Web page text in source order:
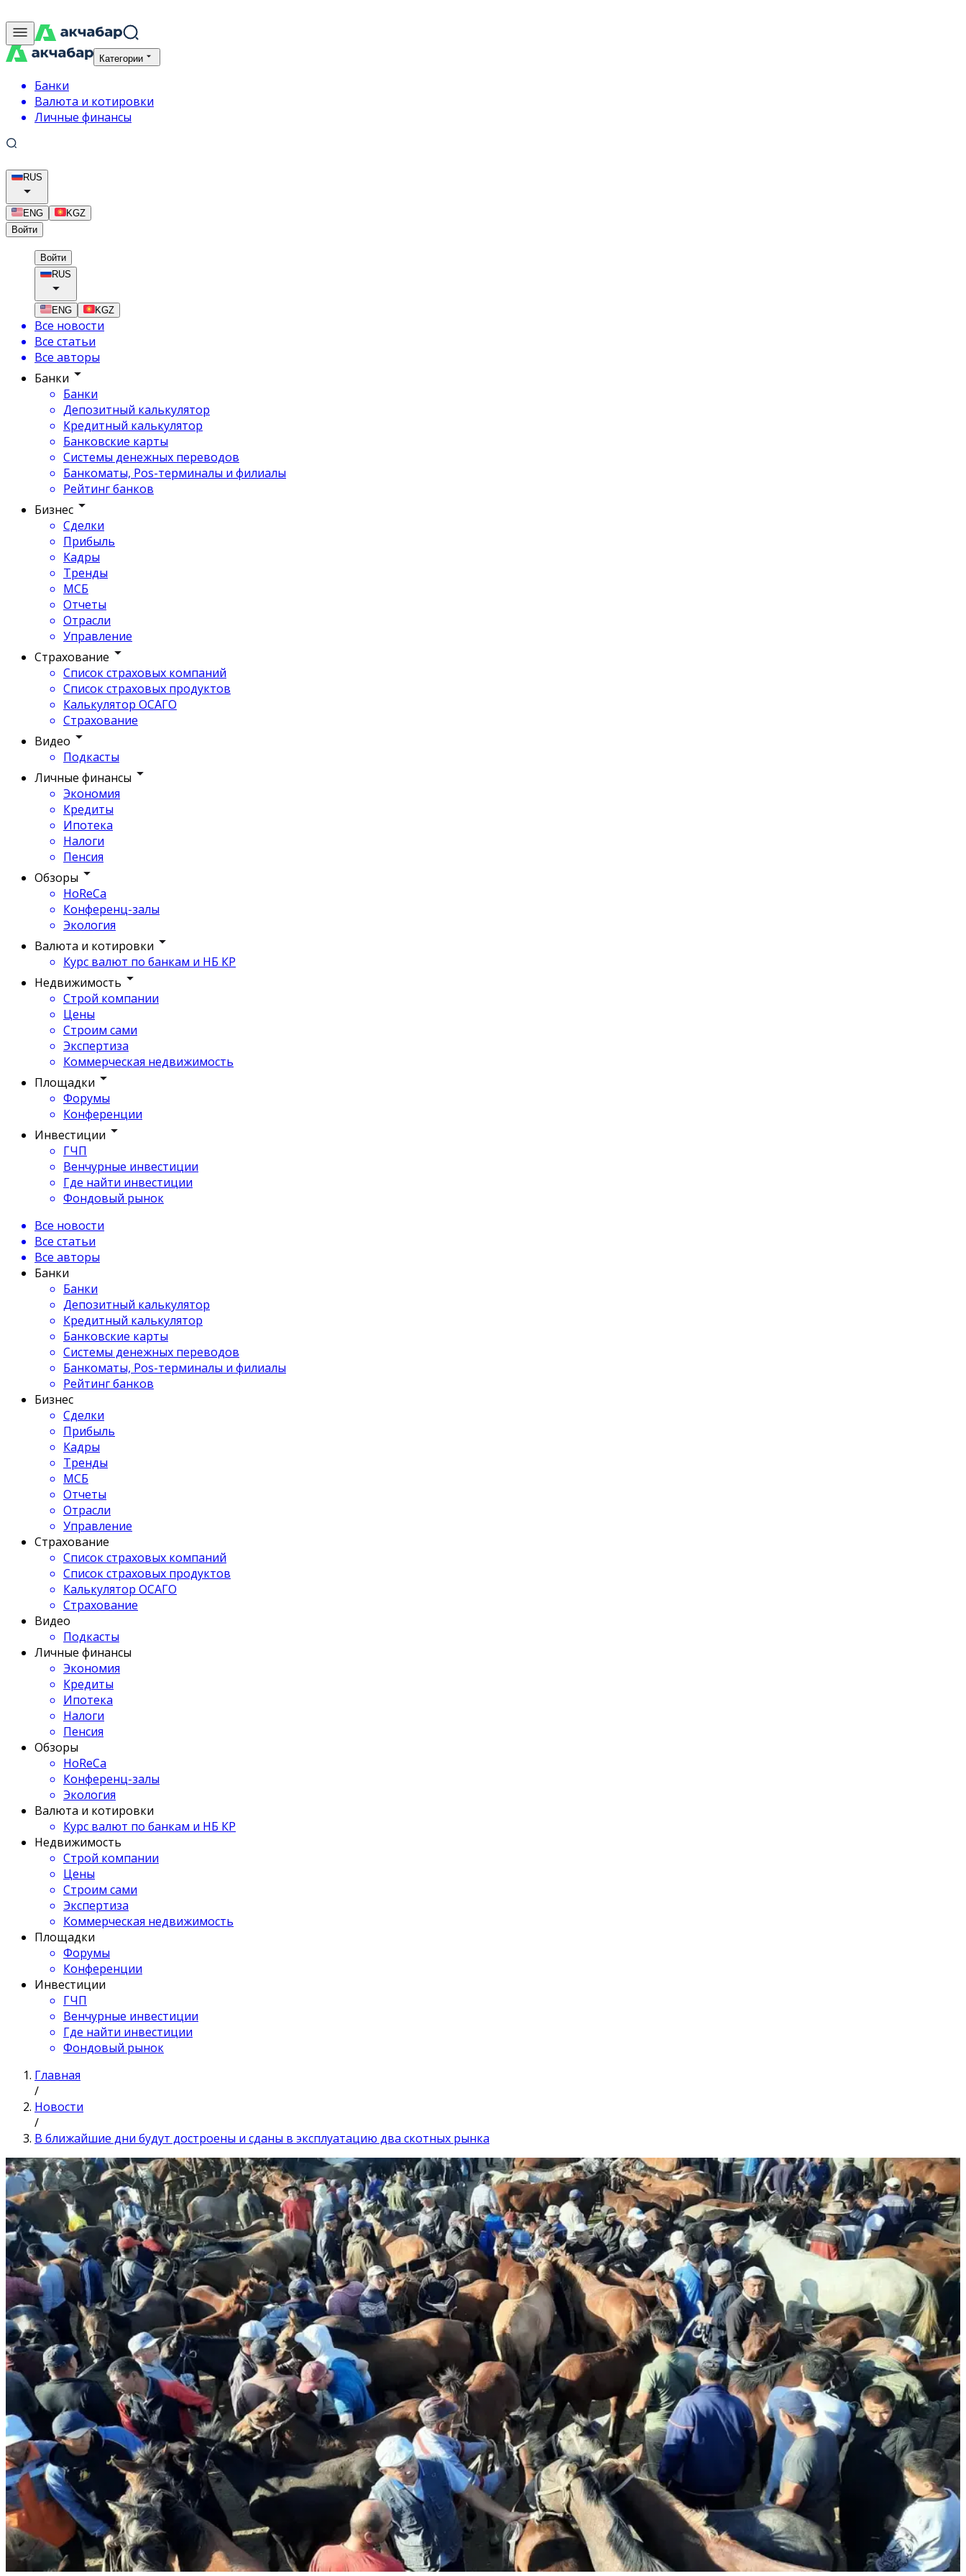
Категории
Банки
Валюта и котировки
Личные финансы
RUS
ENG
KGZ
Войти
Войти
RUS
ENG KGZ
Все новости
Все статьи
Все авторы
Банки
Банки
Депозитный калькулятор
Кредитный калькулятор
Банковские карты
Системы денежных переводов
Банкоматы, Pos-терминалы и филиалы
Рейтинг банков
Бизнес
Сделки
Прибыль
Кадры
Тренды
МСБ
Отчеты
Отрасли
Управление
Страхование
Список страховых компаний
Список страховых продуктов
Калькулятор ОСАГО
Страхование
Видео
Подкасты
Личные финансы
Экономия
Кредиты
Ипотека
Налоги
Пенсия
Обзоры
HoReCa
Конференц-залы
Экология
Валюта и котировки
Курс валют по банкам и НБ КР
Недвижимость
Строй компании
Цены
Строим сами
Экспертиза
Коммерческая недвижимость
Площадки
Форумы
Конференции
Инвестиции
ГЧП
Венчурные инвестиции
Где найти инвестиции
Фондовый рынок
Все новости
Все статьи
Все авторы
Банки
Банки
Депозитный калькулятор
Кредитный калькулятор
Банковские карты
Системы денежных переводов
Банкоматы, Pos-терминалы и филиалы
Рейтинг банков
Бизнес
Сделки
Прибыль
Кадры
Тренды
МСБ
Отчеты
Отрасли
Управление
Страхование
Список страховых компаний
Список страховых продуктов
Калькулятор ОСАГО
Страхование
Видео
Подкасты
Личные финансы
Экономия
Кредиты
Ипотека
Налоги
Пенсия
Обзоры
HoReCa
Конференц-залы
Экология
Валюта и котировки
Курс валют по банкам и НБ КР
Недвижимость
Строй компании
Цены
Строим сами
Экспертиза
Коммерческая недвижимость
Площадки
Форумы
Конференции
Инвестиции
ГЧП
Венчурные инвестиции
Где найти инвестиции
Фондовый рынок
Главная
/
Новости
/
В ближайшие дни будут достроены и сданы в эксплуатацию два скотных рынка